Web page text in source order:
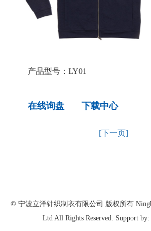
产品型号：LY01
在线询盘 下载中心
[下一页]
© 宁波立洋针织制衣有限公司 版权所有
Ltd All Rights Reserved. Support by: